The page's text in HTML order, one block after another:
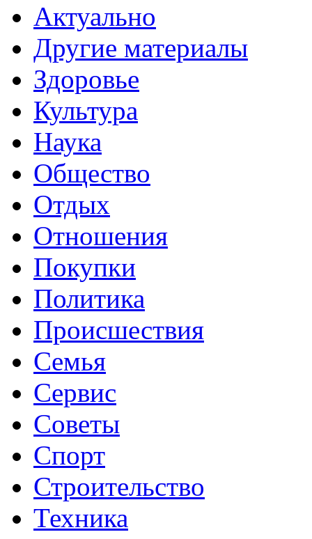
Актуально
Другие материалы
Здоровье
Культура
Наука
Общество
Отдых
Отношения
Покупки
Политика
Происшествия
Семья
Сервис
Советы
Спорт
Строительство
Техника